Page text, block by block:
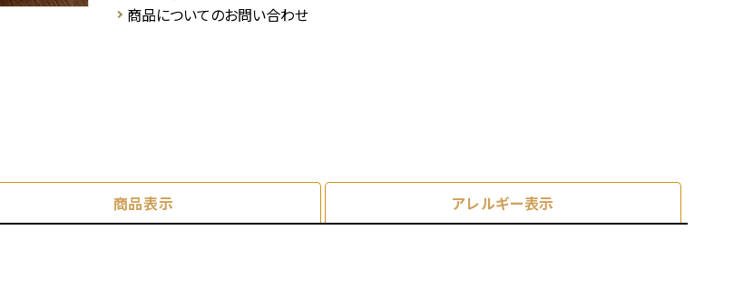
商品についてのお問い合わせ
商品表示 アレルギー表示